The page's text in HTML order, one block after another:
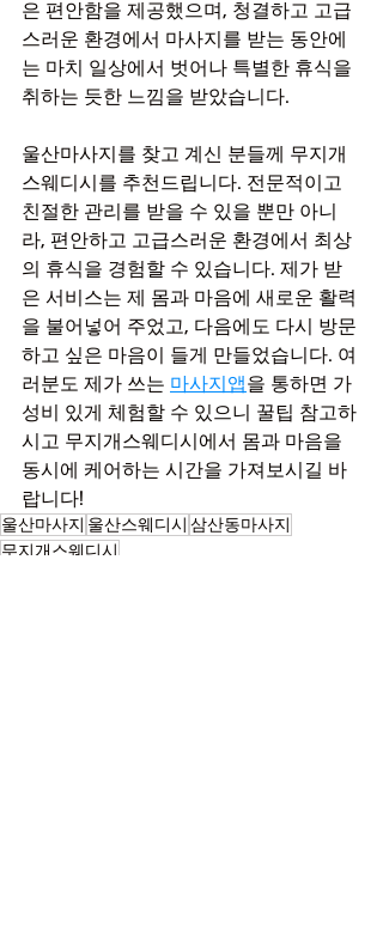
은 편안함을 제공했으며, 청결하고 고급
스러운 환경에서 마사지를 받는 동안에
는 마치 일상에서 벗어나 특별한 휴식을
취하는 듯한 느낌을 받았습니다.
울산마사지를 찾고 계신 분들께 무지개
스웨디시를 추천드립니다. 전문적이고
친절한 관리를 받을 수 있을 뿐만 아니
라, 편안하고 고급스러운 환경에서 최상
의 휴식을 경험할 수 있습니다. 제가 받
은 서비스는 제 몸과 마음에 새로운 활력
을 불어넣어 주었고, 다음에도 다시 방문
하고 싶은 마음이 들게 만들었습니다. 여
러분도 제가 쓰는 마사지앱을 통하면 가
성비 있게 체험할 수 있으니 꿀팁 참고하
시고 무지개스웨디시에서 몸과 마음을
동시에 케어하는 시간을 가져보시길 바
랍니다!
울산마사지 울산스웨디시 삼산동마사지
무지개스웨디시